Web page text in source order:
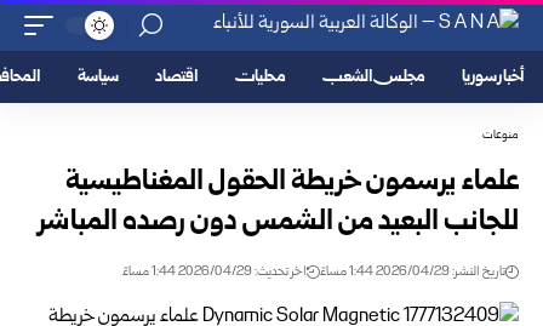
أخبار سوريا مجلس الشعب محليات اقتصاد سياسة
منوعات
علماء يرسمون خريطة الحقول المغناطيسية
للجانب البعيد من الشمس دون رصده المباشر
تاريخ النشر: 2026/04/29 1:44 مساءً اخر تحديث: 2026/04/29 1:44 مساءً